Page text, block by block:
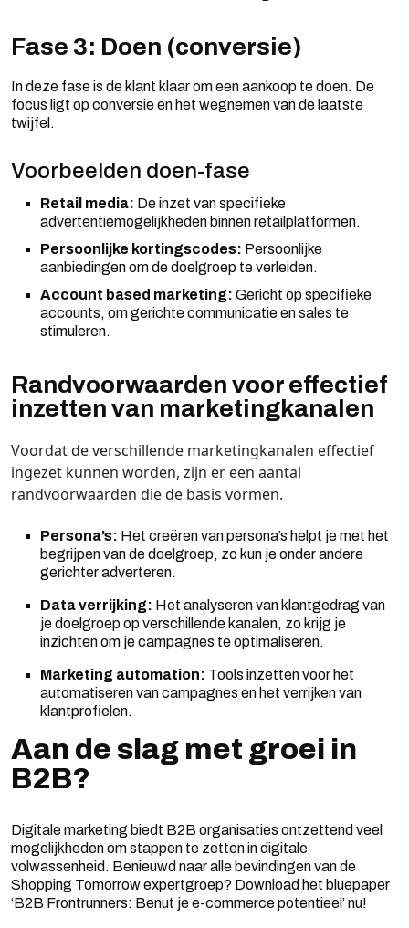
Fase 3: Doen (conversie)
In deze fase is de klant klaar om een aankoop te doen. De
focus ligt op conversie en het wegnemen van de laatste
twijfel.
Voorbeelden doen-fase
Retail media: De inzet van specifieke
advertentiemogelijkheden binnen retailplatformen.
Persoonlijke kortingscodes: Persoonlijke
aanbiedingen om de doelgroep te verleiden.
Account based marketing: Gericht op specifieke
accounts, om gerichte communicatie en sales te
stimuleren.
Randvoorwaarden voor effectief
inzetten van marketingkanalen
Voordat de verschillende marketingkanalen effectief
ingezet kunnen worden, zijn er een aantal
randvoorwaarden die de basis vormen.
Persona’s: Het creëren van persona’s helpt je met het
begrijpen van de doelgroep, zo kun je onder andere
gerichter adverteren.
Data verrijking: Het analyseren van klantgedrag van
je doelgroep op verschillende kanalen, zo krijg je
inzichten om je campagnes te optimaliseren.
Marketing automation: Tools inzetten voor het
automatiseren van campagnes en het verrijken van
klantprofielen.
Aan de slag met groei in
B2B?
Digitale marketing biedt B2B organisaties ontzettend veel
mogelijkheden om stappen te zetten in digitale
volwassenheid. Benieuwd naar alle bevindingen van de
Shopping Tomorrow expertgroep? Download het bluepaper
‘B2B Frontrunners: Benut je e-commerce potentieel’ nu!